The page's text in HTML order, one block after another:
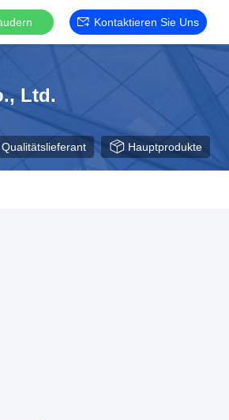
Kontaktieren Sie Uns
Ltd.
Qualitätslieferant Hauptprodukte